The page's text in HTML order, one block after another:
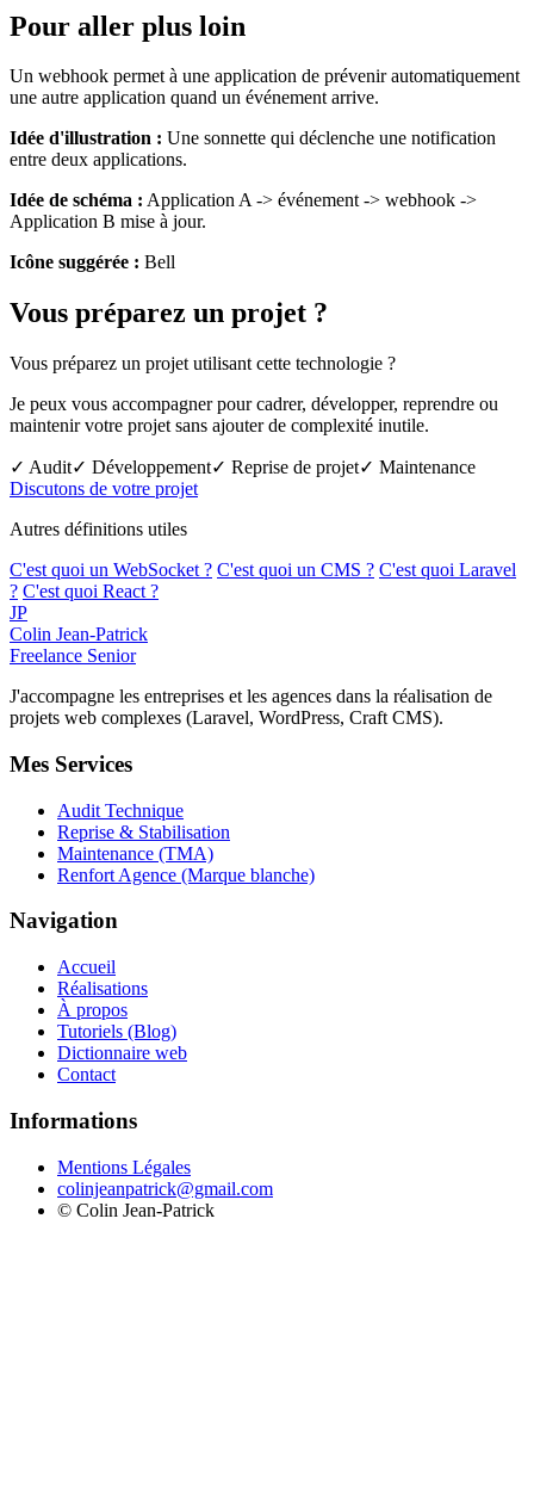
Pour aller plus loin
Un webhook permet à une application de prévenir automatiquement
une autre application quand un événement arrive.
Idée d'illustration : Une sonnette qui déclenche une notification
entre deux applications.
Idée de schéma : Application A -> événement -> webhook ->
Application B mise à jour.
Icône suggérée : Bell
Vous préparez un projet ?
Vous préparez un projet utilisant cette technologie ?
Je peux vous accompagner pour cadrer, développer, reprendre ou
maintenir votre projet sans ajouter de complexité inutile.
✓ Audit✓ Développement✓ Reprise de projet✓ Maintenance
Discutons de votre projet
Autres définitions utiles
C'est quoi un WebSocket ? C'est quoi un CMS ? C'est quoi Laravel
? C'est quoi React ?
JP
Colin Jean-Patrick
Freelance Senior
J'accompagne les entreprises et les agences dans la réalisation de
projets web complexes (Laravel, WordPress, Craft CMS).
Mes Services
Audit Technique
Reprise & Stabilisation
Maintenance (TMA)
Renfort Agence (Marque blanche)
Navigation
Accueil
Réalisations
À propos
Tutoriels (Blog)
Dictionnaire web
Contact
Informations
Mentions Légales
colinjeanpatrick@gmail.com
© Colin Jean-Patrick